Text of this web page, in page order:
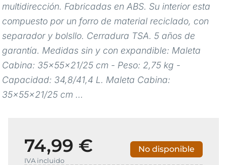
multidirección. Fabricadas en ABS. Su interior esta
compuesto por un forro de material reciclado, con
separador y bolsllo. Cerradura TSA. 5 años de
garantía. Medidas sin y con expandible: Maleta
Cabina: 35x55x21/25 cm - Peso: 2,75 kg -
Capacidad: 34,8/41,4 L. Maleta Cabina:
35x55x21/25 cm ...
74,99 €
IVA incluido
No disponible